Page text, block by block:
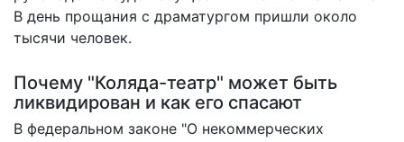
В день прощания с драматургом пришли около
тысячи человек.
Почему "Коляда-театр" может быть
ликвидирован и как его спасают
В федеральном законе "О некоммерческих